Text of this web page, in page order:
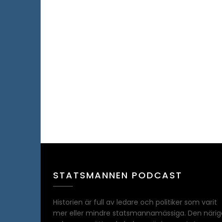
STATSMANNEN PODCAST
Historien är full av ledare och politiker som varit
mer eller mindre statsmannamässiga. Den